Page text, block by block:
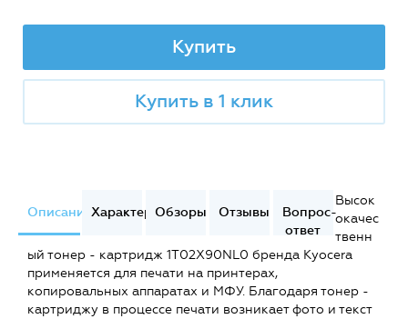
Купить
Купить в 1 клик
ОписаниеХарактеристики
Обзоры Отзывы
Вопрос-
ответ
Высок
окачес
твенн
ый тонер - картридж 1T02X90NL0 бренда Kyocera
применяется для печати на принтерах,
копировальных аппаратах и МФУ. Благодаря тонер -
картриджу в процессе печати возникает фото и текст